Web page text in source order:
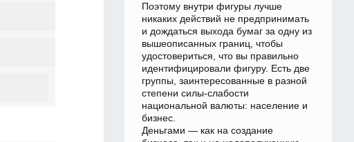
Поэтому внутри фигуры лучше
никаких действий не предпринимать
и дождаться выхода бумаг за одну из
вышеописанных границ, чтобы
удостовериться, что вы правильно
идентифицировали фигуру. Есть две
группы, заинтересованные в разной
степени силы-слабости
национальной валюты: население и
бизнес.
Деньгами — как на создание